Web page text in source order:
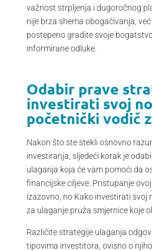
važnost strpljenja i dugoročnog
nije brza shema obogaćivanja,
postepeno gradite svoje
informirane odluke.
Odabir prave
investirati svoj
početnički vodič
Nakon što ste stekli osnovno
investiranja, sljedeći korak je
ulaganja koja će vam pomoći da
financijske ciljeve. Pristupanje
izazovno, no Kako investirati svoj
za ulaganje pruža smjernice koje
Različite strategije ulaganja
tipovima investitora, ovisno o